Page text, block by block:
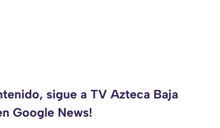
sigue a TV Azteca Baja
Google News!